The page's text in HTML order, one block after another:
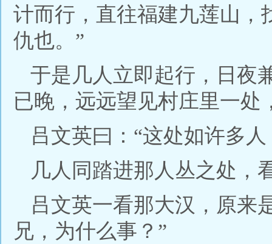
计而行，直往福建九莲山，
仇也。”
于是几人立即起行，日夜
已晚，远远望见村庄里一处
吕文英曰：“这处如许多
几人同踏进那人丛之处，
吕文英一看那大汉，原来
兄，为什么事？”